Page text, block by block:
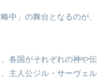
中」の舞台となるのが、
各国がそれぞれの神や伝
主人公ジル・サーヴェル